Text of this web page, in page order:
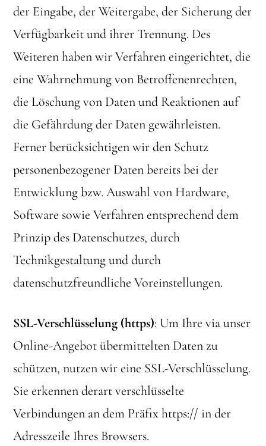
der Eingabe, der Weitergabe, der Sicherung der
Verfügbarkeit und ihrer Trennung. Des
Weiteren haben wir Verfahren eingerichtet, die
eine Wahrnehmung von Betroffenenrechten,
die Löschung von Daten und Reaktionen auf
die Gefährdung der Daten gewährleisten.
Ferner berücksichtigen wir den Schutz
personenbezogener Daten bereits bei der
Entwicklung bzw. Auswahl von Hardware,
Software sowie Verfahren entsprechend dem
Prinzip des Datenschutzes, durch
Technikgestaltung und durch
datenschutzfreundliche Voreinstellungen.
SSL-Verschlüsselung (https): Um Ihre via unser
Online-Angebot übermittelten Daten zu
schützen, nutzen wir eine SSL-Verschlüsselung.
Sie erkennen derart verschlüsselte
Verbindungen an dem Präfix https:// in der
Adresszeile Ihres Browsers.